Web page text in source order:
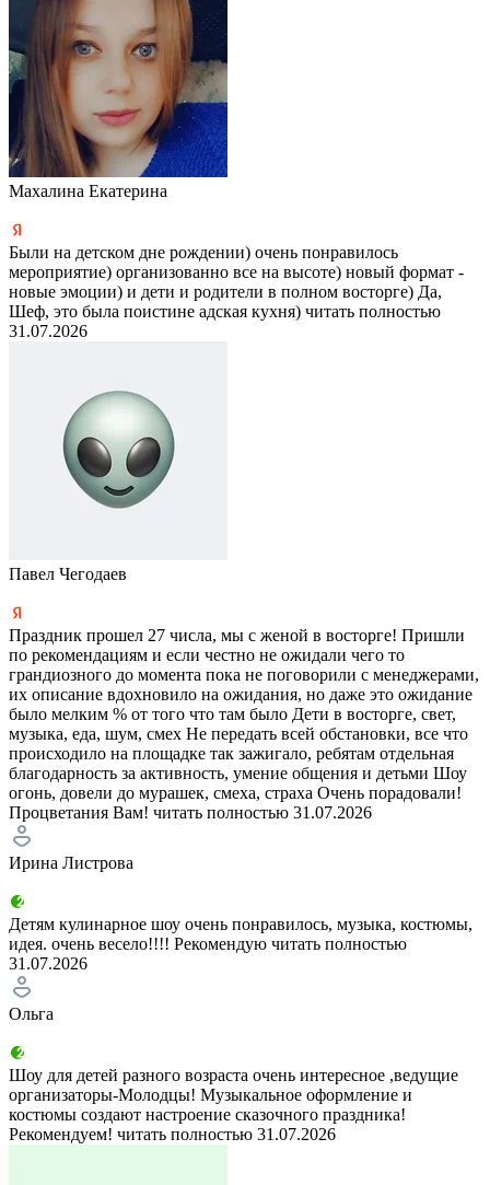
Махалина Екатерина
Были на детском дне рождении) очень понравилось
мероприятие) организованно все на высоте) новый формат -
новые эмоции) и дети и родители в полном восторге) Да,
Шеф, это была поистине адская кухня) читать полностью
31.07.2026
Павел Чегодаев
Праздник прошел 27 числа, мы с женой в восторге! Пришли
по рекомендациям и если честно не ожидали чего то
грандиозного до момента пока не поговорили с менеджерами,
их описание вдохновило на ожидания, но даже это ожидание
было мелким % от того что там было Дети в восторге, свет,
музыка, еда, шум, смех Не передать всей обстановки, все что
происходило на площадке так зажигало, ребятам отдельная
благодарность за активность, умение общения и детьми Шоу
огонь, довели до мурашек, смеха, страха Очень порадовали!
Процветания Вам! читать полностью 31.07.2026
Ирина Листрова
Детям кулинарное шоу очень понравилось, музыка, костюмы,
идея. очень весело!!!! Рекомендую читать полностью
31.07.2026
Ольга
Шоу для детей разного возраста очень интересное ,ведущие
организаторы-Молодцы! Музыкальное оформление и
костюмы создают настроение сказочного праздника!
Рекомендуем! читать полностью 31.07.2026